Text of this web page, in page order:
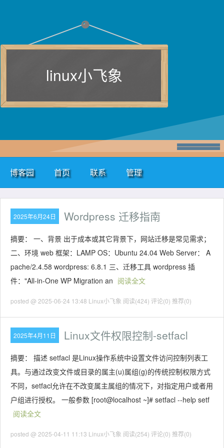
linux小飞象
博客园 首页 联系 管理
2025年6月24日 Wordpress 迁移指南
摘要： 一、背景 出于成本或其它背景下，网站迁移是常见需求；
二、环境 web 框架：LAMP OS：Ubuntu 24.04 Web Server： A
pache/2.4.58 wordpress: 6.8.1 三、迁移工具 wordpress 插
件："All-in-One WP Migration an 阅读全文
posted @ 2025-06-24 13:48 Linux小飞象 阅读(424) 评论(0) 推荐(0)
2025年4月11日 Linux文件权限控制-setfacl
摘要： 描述 setfacl 是Linux操作系统中设置文件访问控制列表工
具。与通过改变文件或目录的属主(u)属组(g)的传统控制权限方式
不同，setfacl允许在不改变属主属组的情况下，对指定用户或者用
户组进行授权。 一般参数 [root@localhost ~]# setfacl --help setf
阅读全文
posted @ 2025-04-11 11:13 Linux小飞象 阅读(254) 评论(0) 推荐(0)